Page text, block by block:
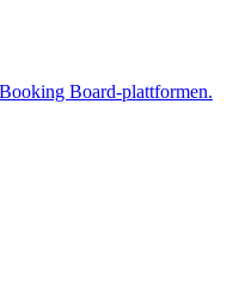
Board-plattformen.